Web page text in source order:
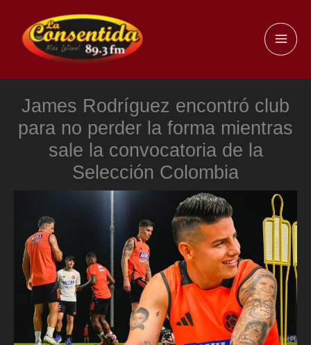
contenido
James Rodríguez encontró club
para no perder la forma mientras
sale la convocatoria de la
Selección Colombia